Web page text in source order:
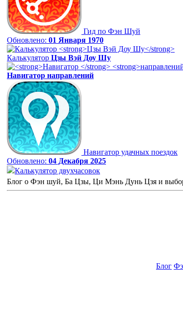
Гид по Фэн Шуй
Обновлено: 01 Января 1970
Калькулятор Цзы Вэй Доу Шу
Навигатор направлений
Навигатор удачных поездок
Обновлено: 04 Декабря 2025
Калькулятор двухчасовок
Блог о Фэн шуй, Ба Цзы, Ци Мэнь Дунь Цзя и
Блог